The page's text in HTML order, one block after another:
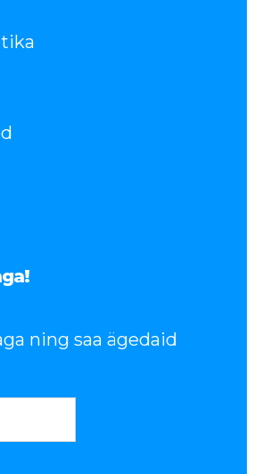
ning saa ägedaid